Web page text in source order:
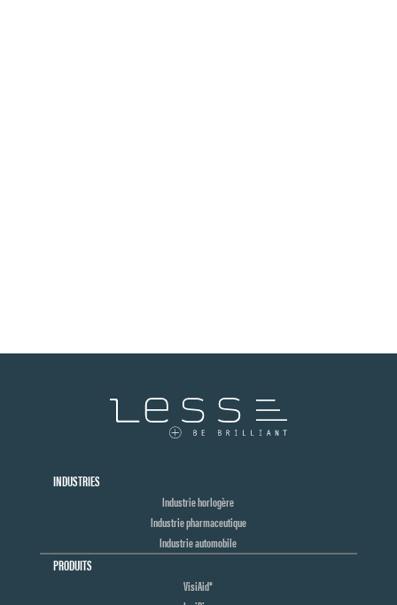
INDUSTRIES
Industrie horlogère
Industrie pharmaceutique
Industrie automobile
PRODUITS
VisiAid®